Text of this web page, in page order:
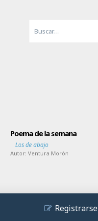
Poema de la semana
Los de abajo
Autor:Ventura Morón
Registrarse